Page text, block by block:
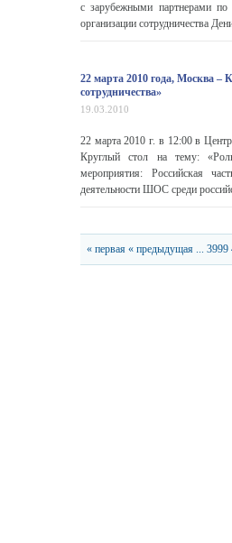
с зарубежными партнерами
организации сотрудничества
22 марта 2010 года, Москва –
сотрудничества»
19.03.2010
22 марта 2010 г. в 12:00 в
Круглый стол на тему:
мероприятия: Российская
деятельности ШОС среди
« первая « предыдущая ... 3999